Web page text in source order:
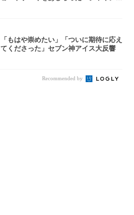
「もはや崇めたい」「ついに期待に応え
てくださった」セブン神アイス大反響
Recommended by